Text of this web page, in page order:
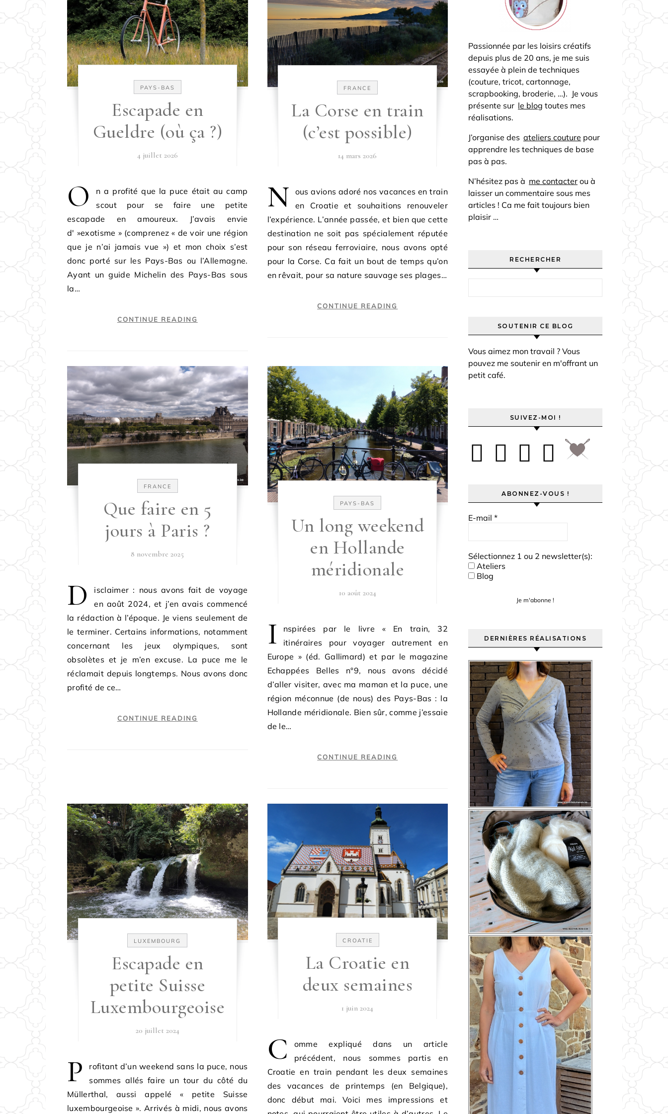
PAYS-BAS
Escapade en
Gueldre (où ça ?)
4 juillet 2026
O
n a profité que la puce était au camp
scout pour se faire une petite
escapade en amoureux. J’avais envie
d' »exotisme » (comprenez « de voir une région
que je n’ai jamais vue ») et mon choix s’est
donc porté sur les Pays-Bas ou l’Allemagne.
Ayant un guide Michelin des Pays-Bas sous
la…
CONTINUE READING
FRANCE
La Corse en train
(c’est possible)
14 mars 2026
N
ous avions adoré nos vacances en train
en Croatie et souhaitions renouveler
l’expérience. L’année passée, et bien que cette
destination ne soit pas spécialement réputée
pour son réseau ferroviaire, nous avons opté
pour la Corse. Ca fait un bout de temps qu’on
en rêvait, pour sa nature sauvage ses plages…
CONTINUE READING
FRANCE
Que faire en 5
jours à Paris ?
8 novembre 2025
D
isclaimer : nous avons fait de voyage
en août 2024, et j’en avais commencé
la rédaction à l’époque. Je viens seulement de
le terminer. Certains informations, notamment
concernant les jeux olympiques, sont
obsolètes et je m’en excuse. La puce me le
réclamait depuis longtemps. Nous avons donc
profité de ce…
CONTINUE READING
PAYS-BAS
Un long weekend
en Hollande
méridionale
10 août 2024
I
nspirées par le livre « En train, 32
itinéraires pour voyager autrement en
Europe » (éd. Gallimard) et par le magazine
Echappées Belles n°9, nous avons décidé
d’aller visiter, avec ma maman et la puce, une
région méconnue (de nous) des Pays-Bas : la
Hollande méridionale. Bien sûr, comme j’essaie
de le…
CONTINUE READING
LUXEMBOURG
Escapade en
petite Suisse
Luxembourgeoise
20 juillet 2024
P
rofitant d’un weekend sans la puce, nous
sommes allés faire un tour du côté du
Müllerthal, aussi appelé « petite Suisse
luxembourgeoise ». Arrivés à midi, nous avons
CROATIE
La Croatie en
deux semaines
1 juin 2024
C
omme expliqué dans un article
précédent, nous sommes partis en
Croatie en train pendant les deux semaines
des vacances de printemps (en Belgique),
donc début mai. Voici mes impressions et
Passionnée par les loisirs créatifs
depuis plus de 20 ans, je me suis
essayée à plein de techniques
(couture, tricot, cartonnage,
scrapbooking, broderie, …). Je vous
présente sur le blog toutes mes
réalisations.
J’organise des ateliers couture pour
apprendre les techniques de base
pas à pas.
N’hésitez pas à me contacter ou à
laisser un commentaire sous mes
articles ! Ca me fait toujours bien
plaisir …
RECHERCHER
SOUTENIR CE BLOG
Vous aimez mon travail ? Vous
pouvez me soutenir en m'offrant un
petit café.
SUIVEZ-MOI !
ABONNEZ-VOUS !
E-mail *
Sélectionnez 1 ou 2 newsletter(s):
Ateliers
Blog
DERNIÈRES RÉALISATIONS